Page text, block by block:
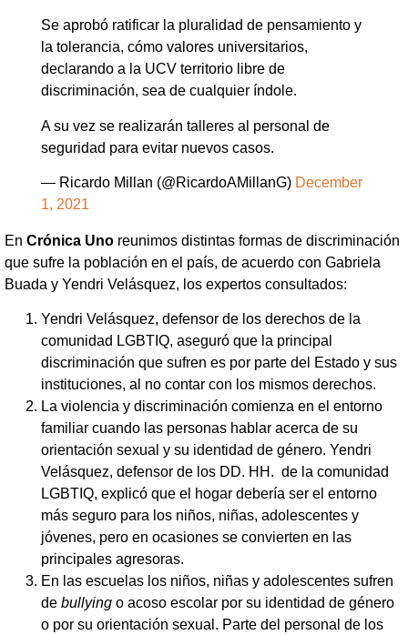
Se aprobó ratificar la pluralidad de pensamiento y
la tolerancia, cómo valores universitarios,
declarando a la UCV territorio libre de
discriminación, sea de cualquier índole.
A su vez se realizarán talleres al personal de
seguridad para evitar nuevos casos.
— Ricardo Millan (@RicardoAMillanG) December
1, 2021
En Crónica Uno reunimos distintas formas de discriminación
que sufre la población en el país, de acuerdo con Gabriela
Buada y Yendri Velásquez, los expertos consultados:
Yendri Velásquez, defensor de los derechos de la
comunidad LGBTIQ, aseguró que la principal
discriminación que sufren es por parte del Estado y sus
instituciones, al no contar con los mismos derechos.
La violencia y discriminación comienza en el entorno
familiar cuando las personas hablar acerca de su
orientación sexual y su identidad de género. Yendri
Velásquez, defensor de los DD. HH. de la comunidad
LGBTIQ, explicó que el hogar debería ser el entorno
más seguro para los niños, niñas, adolescentes y
jóvenes, pero en ocasiones se convierten en las
principales agresoras.
En las escuelas los niños, niñas y adolescentes sufren
de bullying o acoso escolar por su identidad de género
o por su orientación sexual. Parte del personal de los